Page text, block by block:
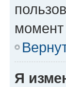
момент
Я